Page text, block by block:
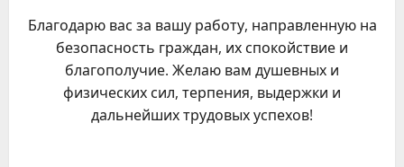
Благодарю вас за вашу работу, направленную на
безопасность граждан, их спокойствие и
благополучие. Желаю вам душевных и
физических сил, терпения, выдержки и
дальнейших трудовых успехов!